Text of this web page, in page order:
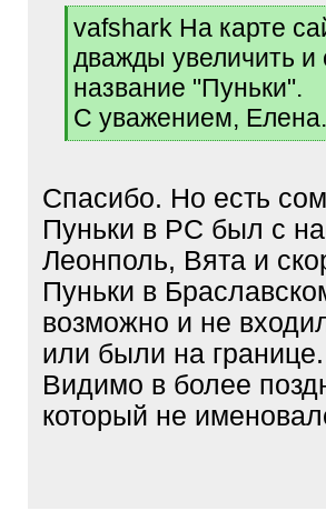
[
q
]
vafshark На карте
дважды увеличить и
название "Пуньки".
С уважением, Елена.
[
Спасибо. Но есть
Пуньки в РС был с
Леонполь, Вята и
Пуньки в
возможно и не
или были на границе.
Видимо в более
который не